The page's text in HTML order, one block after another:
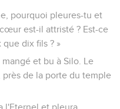
pourquoi pleures-tu et
est-il attristé ? Est-ce
dix fils ? »
et bu à Silo. Le
près de la porte du temple
l'Eternel et pleura